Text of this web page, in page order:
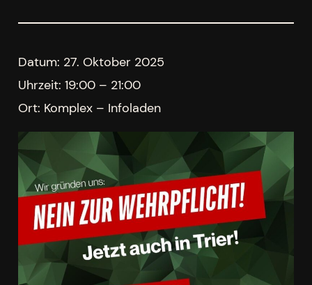
Datum: 27. Oktober 2025
Uhrzeit: 19:00 – 21:00
Ort: Komplex – Infoladen